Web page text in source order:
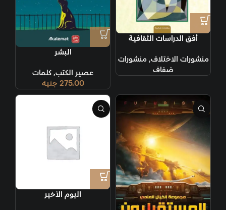
أفق الدراسات الثقافية
منشورات الاختلاف,منشورات
ضفاف
البشر
عصير الكتب,كلمات
275.00 جنيه
اليوم الأخير